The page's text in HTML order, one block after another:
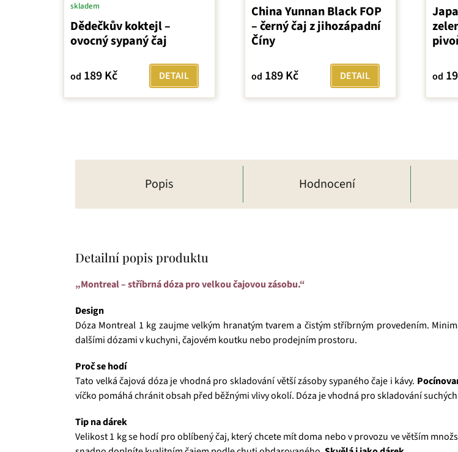
Dědečkův koktejl –
ovocný sypaný čaj
skladem
od 189 Kč DETAIL
China Yunnan Black FOP
– černý čaj z jihozápadní
Číny
od 189 Kč DETAIL od
Popis Hodnocení
Detailní popis produktu
„Montreal – stříbrná dóza pro velkou čajovou zásobu.“
Design
Dóza Montreal 1 kg zaujme velkým hranatým tvarem a čistým stříbrným provedením.
dalšími dózami v kuchyni, čajovém koutku nebo prodejním prostoru.
Proč se hodí
Tato velká čajová dóza je vhodná pro skladování větší zásoby sypaného čaje i kávy.
víčko pomáhá chránit obsah před běžnými vlivy okolí. Dóza je vhodná pro skladování
Tip na dárek
Velikost 1 kg se hodí pro oblíbený čaj, který chcete mít doma nebo v provozu ve větším